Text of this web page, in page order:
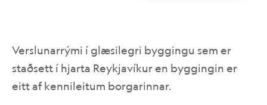
Mínar síður
Verslunarrými í glæsilegri byggingu sem er
staðsett í hjarta Reykjavíkur en byggingin er
eitt af kennileitum borgarinnar.